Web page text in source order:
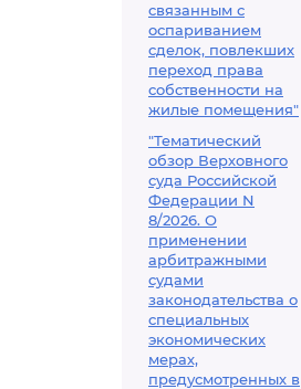
связанным с
оспариванием
сделок, повлекших
переход права
собственности на
жилые помещения"
"Тематический
обзор Верховного
суда Российской
Федерации N
8/2026. О
применении
арбитражными
судами
законодательства о
специальных
экономических
мерах,
предусмотренных в